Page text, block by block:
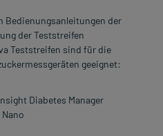
Bedienungsanleitungen der
der Teststreifen
Teststreifen sind für die
geeignet:
Diabetes Manager